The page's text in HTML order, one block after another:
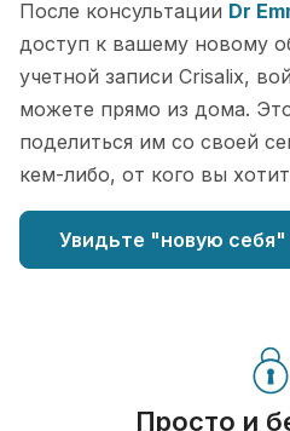
После консультации Dr
доступ к вашему новому
учетной записи Crisalix,
можете прямо из дома.
поделиться им со своей
кем-либо, от кого вы
Увидьте "новую себя"
Просто и